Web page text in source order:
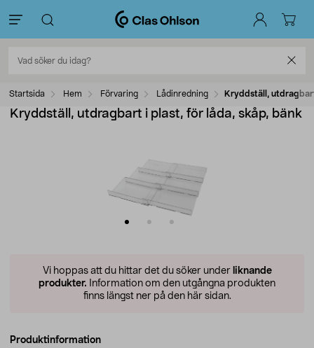
Startsida Hem Förvaring Lådinredning Kryddställ,
Kryddställ, utdragbart i plast, för låda, skåp, bänk
Vi hoppas att du hittar det du söker under liknande
produkter. Information om den utgångna produkten
finns längst ner på den här sidan.
Produktinformation